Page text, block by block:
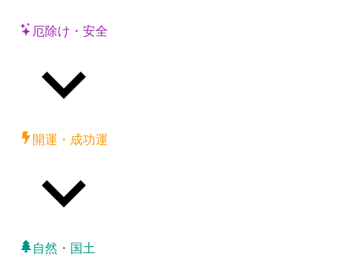
厄除け・安全
開運・成功運
自然・国土